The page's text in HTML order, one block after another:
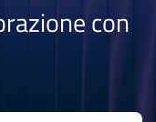
con